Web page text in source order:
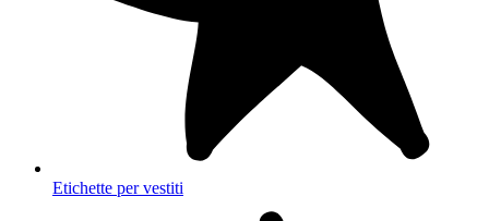
Etichette per vestiti